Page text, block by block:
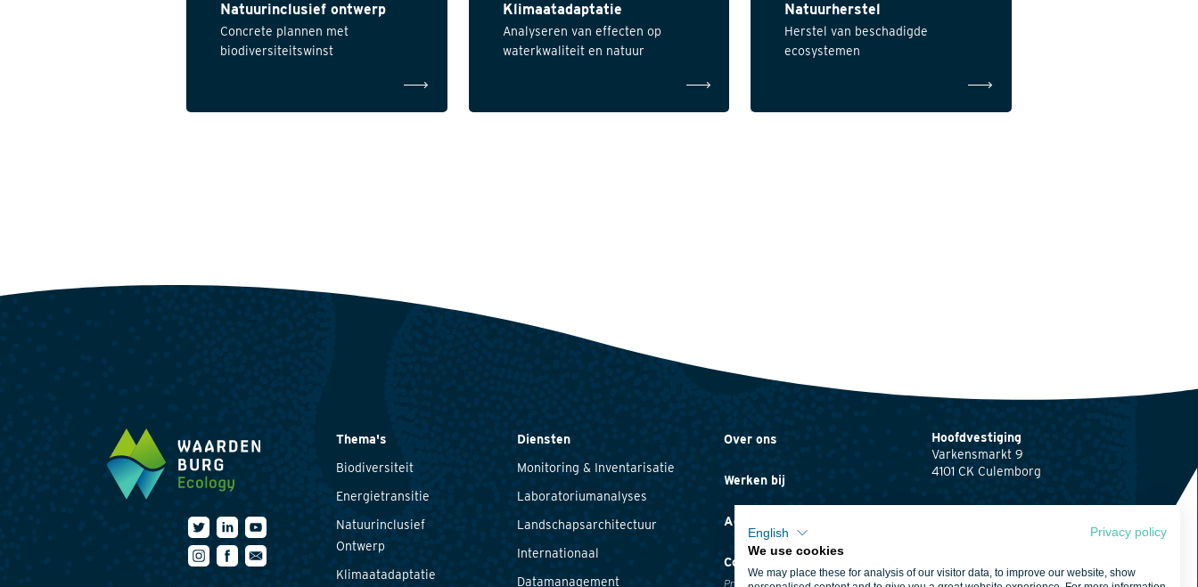
Natuurinclusief ontwerp
Concrete plannen met
biodiversiteitswinst
Klimaatadaptatie
Analyseren van effecten op
waterkwaliteit en natuur
Natuurherstel
Herstel van beschadigde
ecosystemen
Hoofdvestiging
Varkensmarkt 9
4101 CK Culemborg
0345 512710
Vestigingen
Klik hiervoor de
Thema's
Biodiversiteit
Energietransitie
Natuurinclusief
Ontwerp
Klimaatadaptatie
Diensten
Monitoring & Inventarisatie
Laboratoriumanalyses
Landschapsarchitectuur
Internationaal
Datamanagement
Over ons
Werken bij
Actueel
Contact
Privacyverklaring
English
Privacy policy
We use cookies
We may place these for analysis of our visitor data, to improve our website, show